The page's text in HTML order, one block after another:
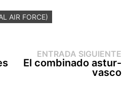
AIR FORCE)
ENTRADA SIGUIENTE
El combinado astur-
vasco